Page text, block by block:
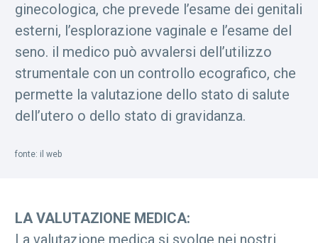
ginecologica, che prevede l’esame dei genitali
esterni, l’esplorazione vaginale e l’esame del
seno. il medico può avvalersi dell’utilizzo
strumentale con un controllo ecografico, che
permette la valutazione dello stato di salute
dell’utero o dello stato di gravidanza.
fonte: il web
LA VALUTAZIONE MEDICA:
La valutazione medica si svolge nei nostri